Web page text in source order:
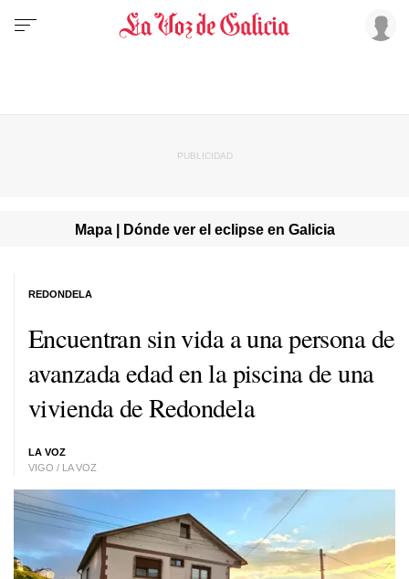
Mapa | Dónde ver el eclipse en Galicia
Encuentran sin vida a una persona de
avanzada edad en la piscina de una
vivienda de Redondela
LA VOZ
VIGO / LA VOZ
REDONDELA